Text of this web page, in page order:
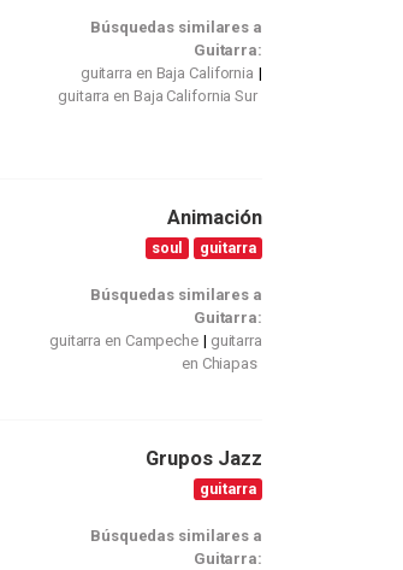
Búsquedas similares a
Guitarra:
guitarra en Baja California
guitarra en Baja California Sur
Animación
soul guitarra
Búsquedas similares a
Guitarra:
guitarra en Campeche
guitarra
en Chiapas
Grupos Jazz
guitarra
Búsquedas similares a
Guitarra: